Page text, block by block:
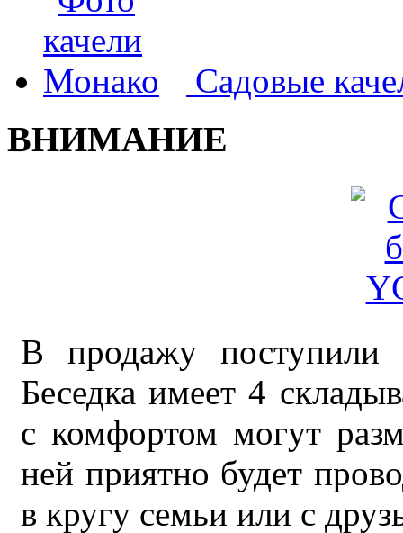
Садовые
ВНИМАНИЕ
В продажу поступили
Беседка имеет 4
с комфортом могут
ней приятно будет
в кругу семьи или с